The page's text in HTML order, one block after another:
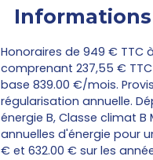
Informations
Honoraires de 949 € TTC
comprenant 237,55 €
base 839.00 €/mois.
régularisation annuelle.
énergie B, Classe climat
annuelles d'énergie pour
€ et 632.00 € sur les